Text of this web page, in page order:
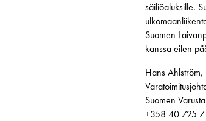
säiliöaluksille.
Suomen
kanssa eilen
Hans Ahlström,
Suomen
+358 40 725